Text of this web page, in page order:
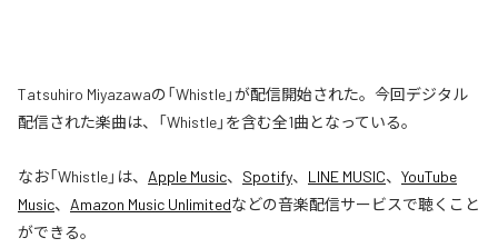
Tatsuhiro Miyazawaの「Whistle」が配信開始された。今回デジタル
配信された楽曲は、「Whistle」を含む全1曲となっている。
なお「Whistle」は、 Apple Music、 Spotify、 LINE MUSIC、 YouTube
Music、 Amazon Music Unlimitedなどの音楽配信サービスで聴くこと
ができる。